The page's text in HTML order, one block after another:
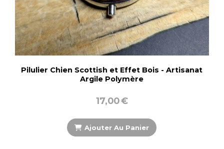
Pilulier Chien Scottish et Effet Bois - Artisanat
Argile Polymère
17,00€
Ajouter Au Panier